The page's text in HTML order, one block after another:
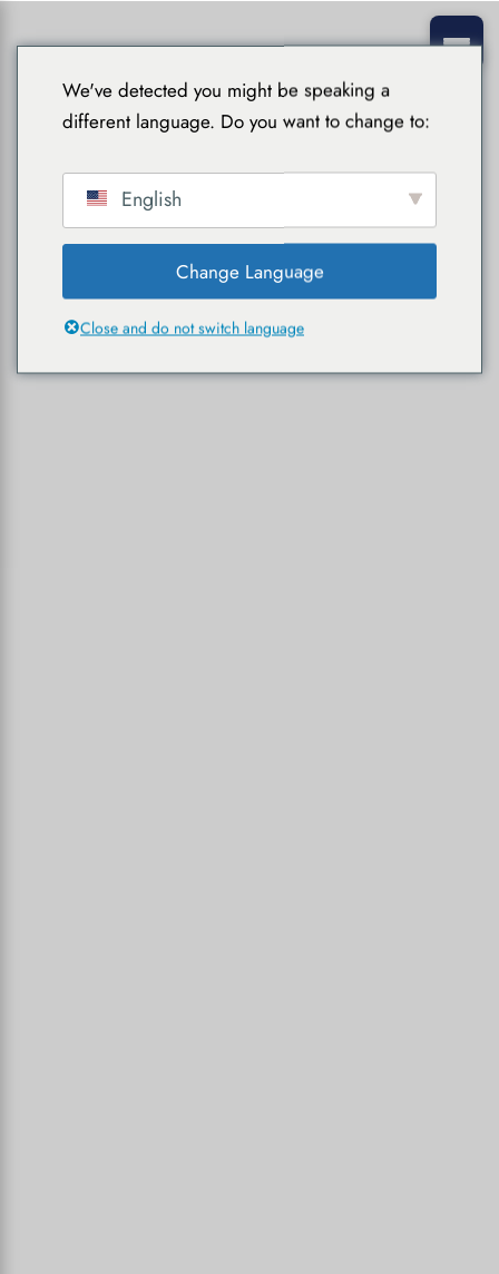
We've detected you might be speaking a
different language. Do you want to change to:
English
Change Language
Close and do not switch language